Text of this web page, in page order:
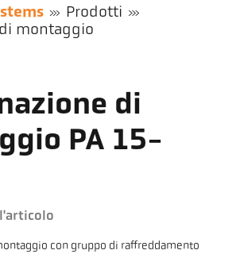
Prodotti
montaggio
di
PA 15-
con gruppo di raffreddamento